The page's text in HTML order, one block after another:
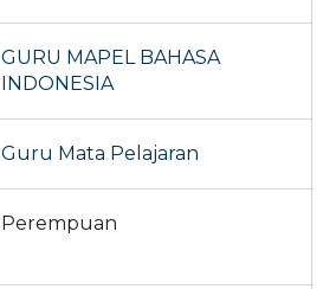
GURU MAPEL BAHASA
INDONESIA
Guru Mata Pelajaran
Perempuan